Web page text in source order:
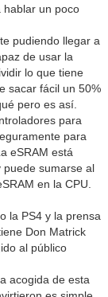
hablar un poco
pudiendo llegar a
de usar la
lo que tiene
sacar fácil un 50%
pero es así.
para
para
eSRAM está
puede sumarse al
en la CPU.
la PS4 y la prensa
Don Matrick
al público
acogida de esta